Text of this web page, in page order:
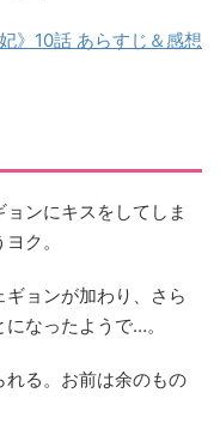
》10話 あらすじ＆感想
ンにキスをしてしま
ク。
ョンが加わり、さら
なったようで…。
れる。お前は余のもの